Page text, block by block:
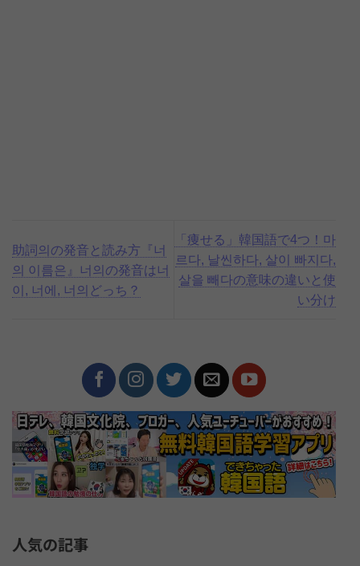
助詞의の発音と読み方『너
의 이름은』너의の発音は너
이, 너에, 너의どっち？
「痩せる」韓国語で4つ！마
르다, 날씬하다, 살이 빠지다,
살을 빼다の意味の違いと使
い分け
人気の記事